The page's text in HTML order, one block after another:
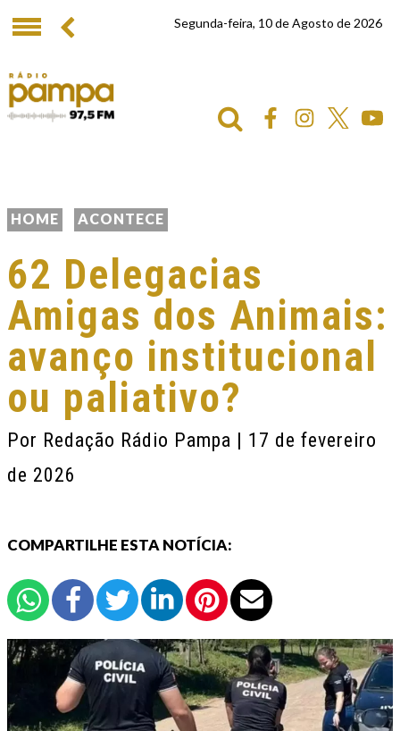
Segunda-feira, 10 de Agosto de 2026
HOME ACONTECE
62 Delegacias
Amigas dos Animais:
avanço institucional
ou paliativo?
Por Redação Rádio Pampa | 17 de fevereiro
de 2026
COMPARTILHE ESTA NOTÍCIA: